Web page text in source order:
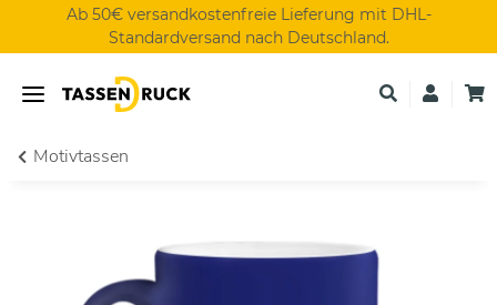
Ab 50€ versandkostenfreie Lieferung mit DHL-
Standardversand nach Deutschland.
Motivtassen